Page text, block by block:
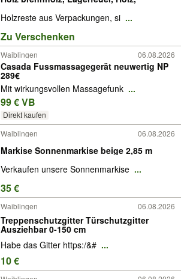
Holzreste aus Verpackungen, si ...
Zu Verschenken
Waiblingen 06.08.2026
Casada Fussmassagegerät neuwertig NP
289€
Mit wirkungsvollen Massagefunk ...
99 € VB
Direkt kaufen
Waiblingen 06.08.2026
Markise Sonnenmarkise beige 2,85 m
Verkaufen unsere Sonnenmarkise ...
35 €
Waiblingen 06.08.2026
Treppenschutzgitter Türschutzgitter
Ausziehbar 0-150 cm
Habe das Gitter https:/&# ...
10 €